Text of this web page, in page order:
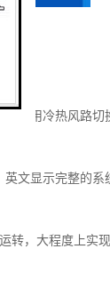
，应用冷热风路切
文显示完整的系
转，大程度上实